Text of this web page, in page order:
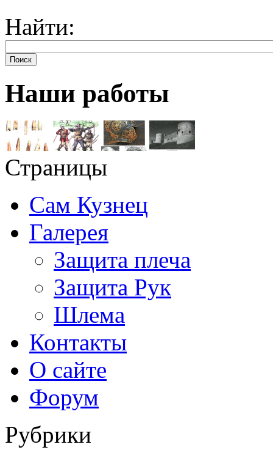
Найти:
Поиск
Наши работы
Страницы
Сам Кузнец
Галерея
Защита плеча
Защита Рук
Шлема
Контакты
О сайте
Форум
Рубрики